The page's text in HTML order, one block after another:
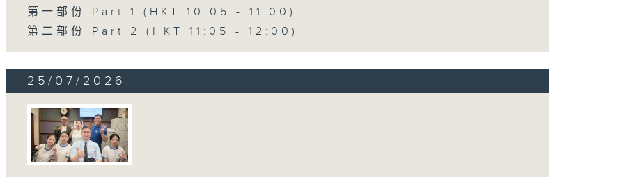
第一部份 Part 1 (HKT 10:05 - 11:00)
第二部份 Part 2 (HKT 11:05 - 12:00)
25/07/2026